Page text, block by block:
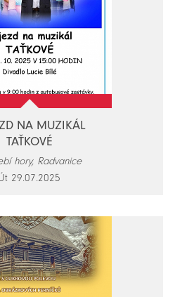
NA MUZIKÁL
TAŤKOVÉ
hory, Radvanice
29.07.2025